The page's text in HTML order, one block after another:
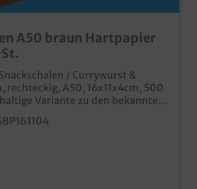
A50 braun Hartpapier
/ Currywurst &
rechteckig, A50, 16x11x4cm, 500
biologisch
Papiermaterial ideal
und
erhältlich